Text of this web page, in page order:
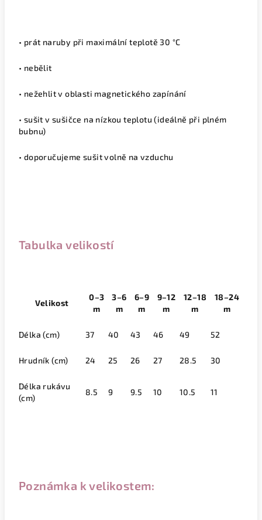
• prát naruby při maximální teplotě 30 °C
• nebělit
• nežehlit v oblasti magnetického zapínání
• sušit v sušičce na nízkou teplotu (ideálně při plném
bubnu)
• doporučujeme sušit volně na vzduchu
Tabulka velikostí
Velikost
0–3
m
3–6
m
6–9
m
9–12
m
12–18
m
18–24
m
Délka (cm) 37 40 43 46 49 52
Hrudník (cm) 24 25 26 27 28.5 30
Délka rukávu
(cm)
8.5 9 9.5 10 10.5 11
Poznámka k velikostem: